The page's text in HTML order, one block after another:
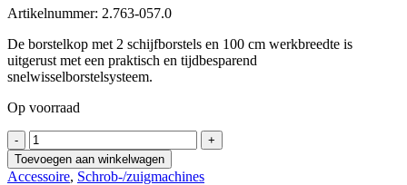
Artikelnummer: 2.763-057.0
De borstelkop met 2 schijfborstels en 100 cm werkbreedte is
uitgerust met een praktisch en tijdbesparend
snelwisselborstelsysteem.
Op voorraad
-
Borstelkop
D100
aantal
+
Toevoegen aan winkelwagen
Accessoire, Schrob-/zuigmachines